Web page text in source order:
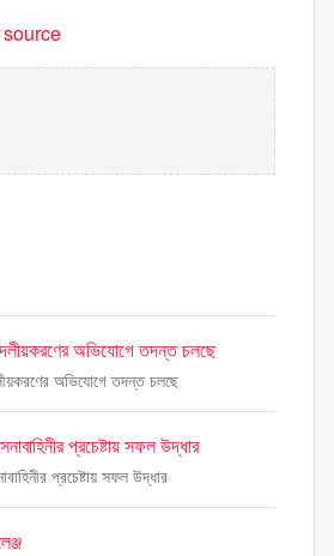
অভিযোগে তদন্ত চলছে
অভিযোগে তদন্ত চলছে
প্রচেষ্টায় সফল উদ্ধার
প্রচেষ্টায় সফল উদ্ধার